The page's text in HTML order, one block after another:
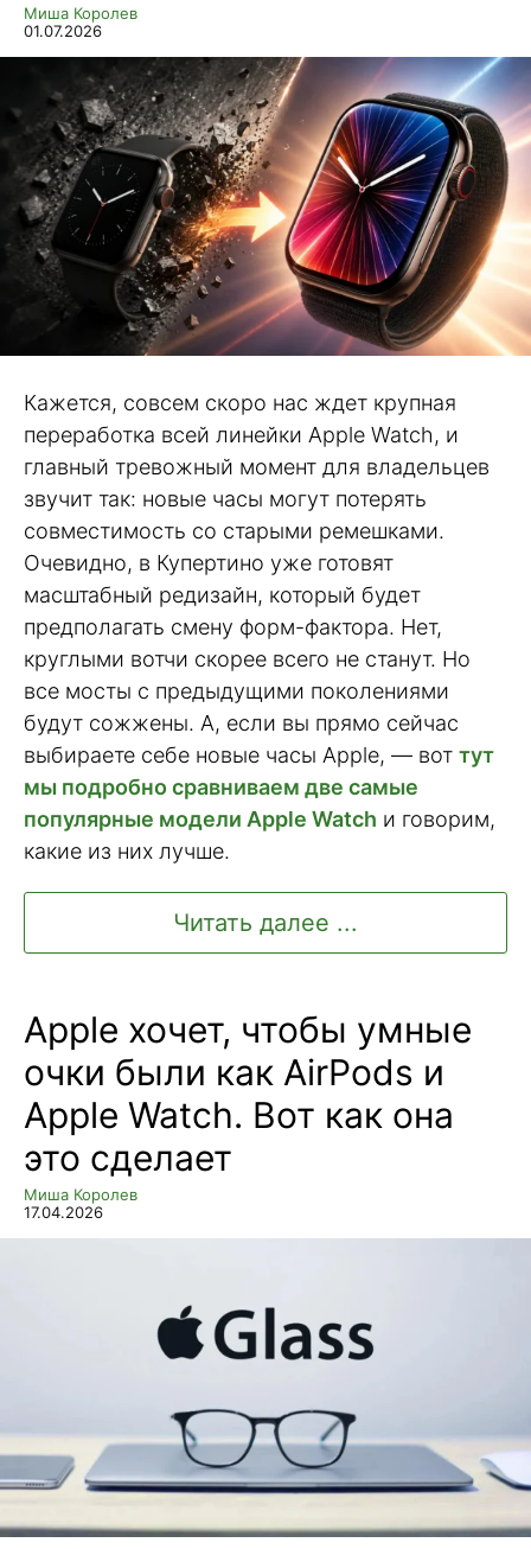
Миша Королев
01.07.2026
Кажется, совсем скоро нас ждет крупная
переработка всей линейки Apple Watch, и
главный тревожный момент для владельцев
звучит так: новые часы могут потерять
совместимость со старыми ремешками.
Очевидно, в Купертино уже готовят
масштабный редизайн, который будет
предполагать смену форм-фактора. Нет,
круглыми вотчи скорее всего не станут. Но
все мосты с предыдущими поколениями
будут сожжены. А, если вы прямо сейчас
выбираете себе новые часы Apple, — вот тут
мы подробно сравниваем две самые
популярные модели Apple Watch и говорим,
какие из них лучше.
Читать далее ...
Apple хочет, чтобы умные
очки были как AirPods и
Apple Watch. Вот как она
это сделает
Миша Королев
17.04.2026